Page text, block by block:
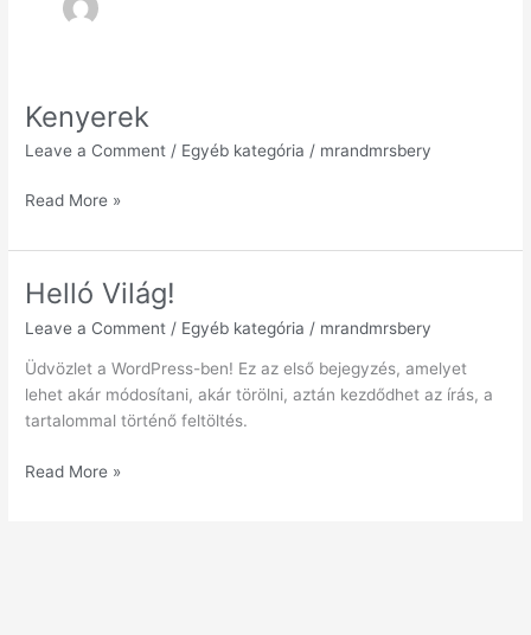
Kenyerek
Leave a Comment / Egyéb kategória / mrandmrsbery
Kenyerek
Read More »
Helló Világ!
Leave a Comment / Egyéb kategória / mrandmrsbery
Üdvözlet a WordPress-ben! Ez az első bejegyzés, amelyet
lehet akár módosítani, akár törölni, aztán kezdődhet az írás, a
tartalommal történő feltöltés.
Helló
Read More »